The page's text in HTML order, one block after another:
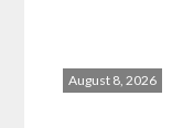
August 8, 2026